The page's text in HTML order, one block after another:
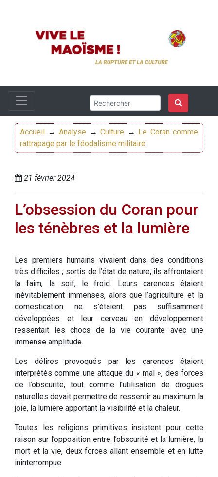
Accueil → Analyse → Culture →
Le Coran comme
rattrapage par le féodalisme militaire
21 février 2024
L’obsession du Coran pour
les ténèbres et la lumière
Les premiers humains vivaient dans des conditions
très difficiles ; sortis de l’état de nature, ils affrontaient
la faim, la soif, le froid. Leurs carences étaient
inévitablement immenses, alors que l’agriculture et la
domestication ne s’étaient pas suffisamment
développées et leur cerveau en développement
ressentait les chocs de la vie courante avec une
immense amplitude.
Les délires provoqués par les carences étaient
interprétés comme une attaque du « mal », des forces
de l’obscurité, tout comme l’utilisation de drogues
naturelles devait permettre de ressentir au maximum la
joie, la lumière apportant la visibilité et la chaleur.
Toutes les religions primitives insistent pour cette
raison sur l’opposition entre l’obscurité et la lumière, la
mort et la vie, deux forces allant ensemble et en lutte
ininterrompue.